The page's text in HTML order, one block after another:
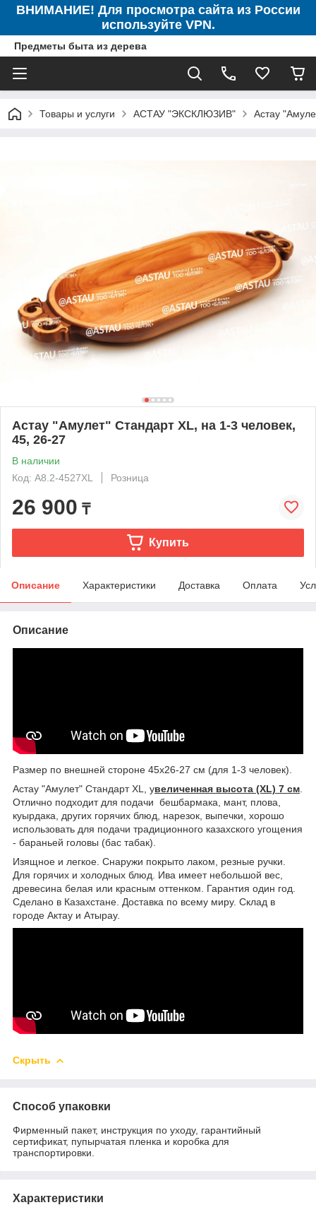
ВНИМАНИЕ! Для просмотра сайта из России
используйте VPN.
Предметы быта из дерева
Товары и услуги АСТАУ "ЭКСКЛЮЗИВ" Астау
Астау "Амулет" Стандарт XL, на 1-3 человек,
45, 26-27
В наличии
Код: А8.2-4527XL
Розница
26 900 ₸
Купить
Описание Характеристики Доставка Оплата
Описание
Размер по внешней стороне 45х26-27 см (для 1-3 человек).
Астау "Амулет" Стандарт XL, увеличенная высота (XL) 7 см
Отлично подходит для подачи бешбармака, мант, плова,
куырдака, других горячих блюд, нарезок, выпечки, хорошо
использовать для подачи традиционного казахского угощения
- бараньей головы (бас табак).
Изящное и легкое. Снаружи покрыто лаком, резные ручки.
Для горячих и холодных блюд. Ива имеет небольшой вес,
древесина белая или красным оттенком. Гарантия один год.
Сделано в Казахстане. Доставка по всему миру. Склад в
городе Актау и Атырау.
Скрыть
Способ упаковки
Фирменный пакет, инструкция по уходу, гарантийный
сертификат, пупырчатая пленка и коробка для
транспортировки.
Характеристики